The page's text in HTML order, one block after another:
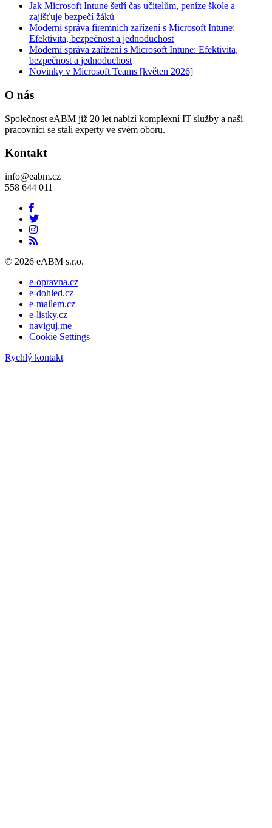
Jak Microsoft Intune šetří čas učitelům, peníze škole a
zajišťuje bezpečí žáků
Moderní správa firemních zařízení s Microsoft Intune:
Efektivita, bezpečnost a jednoduchost
Moderní správa zařízení s Microsoft Intune: Efektivita,
bezpečnost a jednoduchost
Novinky v Microsoft Teams [květen 2026]
O nás
Společnost eABM již 20 let nabízí komplexní IT služby a naši
pracovníci se stali experty ve svém oboru.
Kontakt
info@eabm.cz
558 644 011
© 2026 eABM s.r.o.
e-opravna.cz
e-dohled.cz
e-mailem.cz
e-listky.cz
naviguj.me
Cookie Settings
Rychlý kontakt